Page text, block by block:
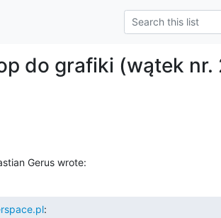
do grafiki (wątek nr.
Gerus wrote:
: